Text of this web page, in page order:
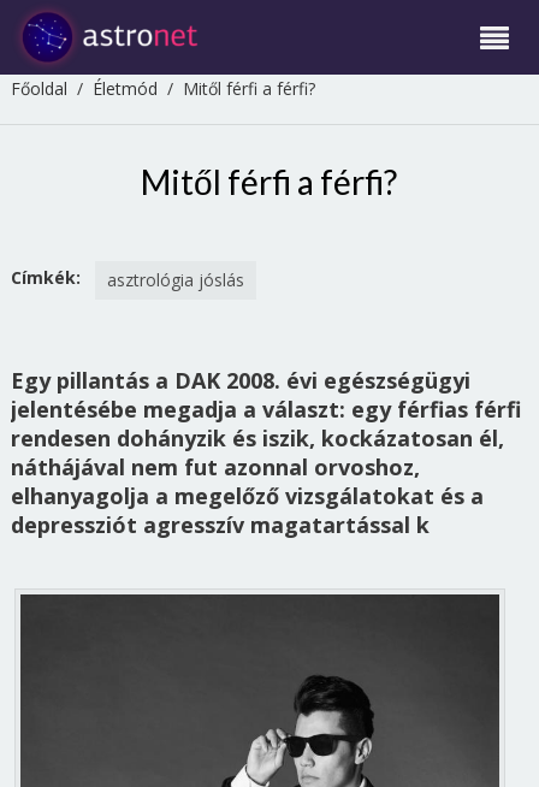
Főoldal / Életmód / Mitől férfi a férfi?
Mitől férfi a férfi?
Címkék: asztrológia jóslás
Egy pillantás a DAK 2008. évi egészségügyi
jelentésébe megadja a választ: egy férfias férfi
rendesen dohányzik és iszik, kockázatosan él,
náthájával nem fut azonnal orvoshoz,
elhanyagolja a megelőző vizsgálatokat és a
depressziót agresszív magatartással k